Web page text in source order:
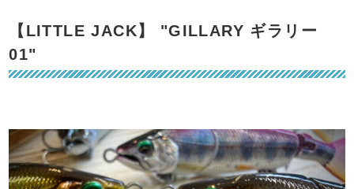
【LITTLE JACK】 "GILLARY ギラリー
01"